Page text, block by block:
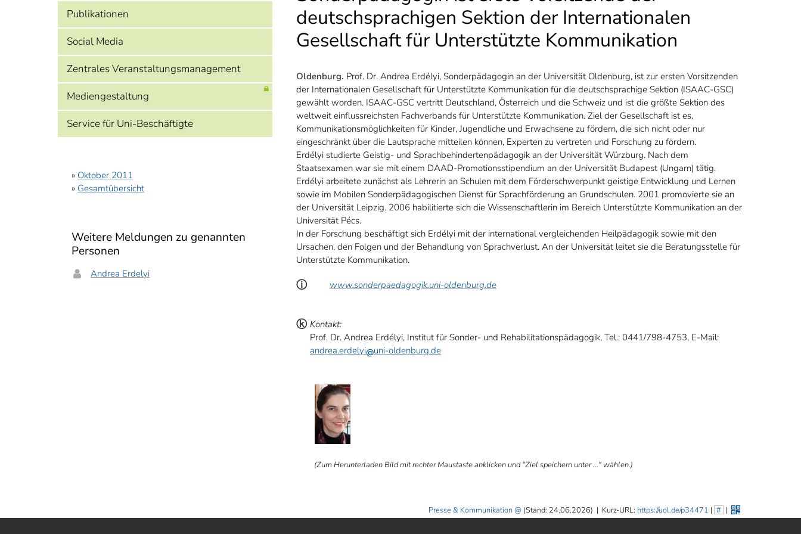
Publikationen
Social Media
Zentrales Veranstaltungsmanagement
Mediengestaltung
Service für Uni-Beschäftigte
» Oktober 2011
» Gesamtübersicht
Weitere Meldungen zu genannten
Personen
Andrea Erdelyi
deutschsprachigen Sektion der Internationalen
Gesellschaft für Unterstützte Kommunikation
Oldenburg. Prof. Dr. Andrea Erdélyi, Sonderpädagogin an der Universität Oldenburg, ist zur ersten Vorsitzenden
der Internationalen Gesellschaft für Unterstützte Kommunikation für die deutschsprachige Sektion (ISAAC-GSC)
gewählt worden. ISAAC-GSC vertritt Deutschland, Österreich und die Schweiz und ist die größte Sektion des
weltweit einflussreichsten Fachverbands für Unterstützte Kommunikation. Ziel der Gesellschaft ist es,
Kommunikationsmöglichkeiten für Kinder, Jugendliche und Erwachsene zu fördern, die sich nicht oder nur
eingeschränkt über die Lautsprache mitteilen können, Experten zu vertreten und Forschung zu fördern.
Erdélyi studierte Geistig- und Sprachbehindertenpädagogik an der Universität Würzburg. Nach dem
Staatsexamen war sie mit einem DAAD-Promotionsstipendium an der Universität Budapest (Ungarn) tätig.
Erdélyi arbeitete zunächst als Lehrerin an Schulen mit dem Förderschwerpunkt geistige Entwicklung und Lernen
sowie im Mobilen Sonderpädagogischen Dienst für Sprachförderung an Grundschulen. 2001 promovierte sie an
der Universität Leipzig. 2006 habilitierte sich die Wissenschaftlerin im Bereich Unterstützte Kommunikation an der
Universität Pécs.
In der Forschung beschäftigt sich Erdélyi mit der international vergleichenden Heilpädagogik sowie mit den
Ursachen, den Folgen und der Behandlung von Sprachverlust. An der Universität leitet sie die Beratungsstelle für
Unterstützte Kommunikation.
ⓘ www.sonderpaedagogik.uni-oldenburg.de
ⓚ Kontakt:
Prof. Dr. Andrea Erdélyi, Institut für Sonder- und Rehabilitationspädagogik, Tel.: 0441/798-4753, E-Mail:
andrea.erdelyi
uni-oldenburg.de
(Zum Herunterladen Bild mit rechter Maustaste anklicken und "Ziel speichern unter ..." wählen.)
Presse & Kommunikation (Stand: 24.06.2026) | Kurz-URL: https://uol.de/p34471 | # |